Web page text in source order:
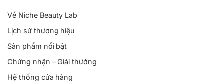
Về Niche Beauty Lab
Lịch sử thương hiệu
Sản phẩm nổi bật
Chứng nhận – Giải thưởng
Hệ thống cửa hàng